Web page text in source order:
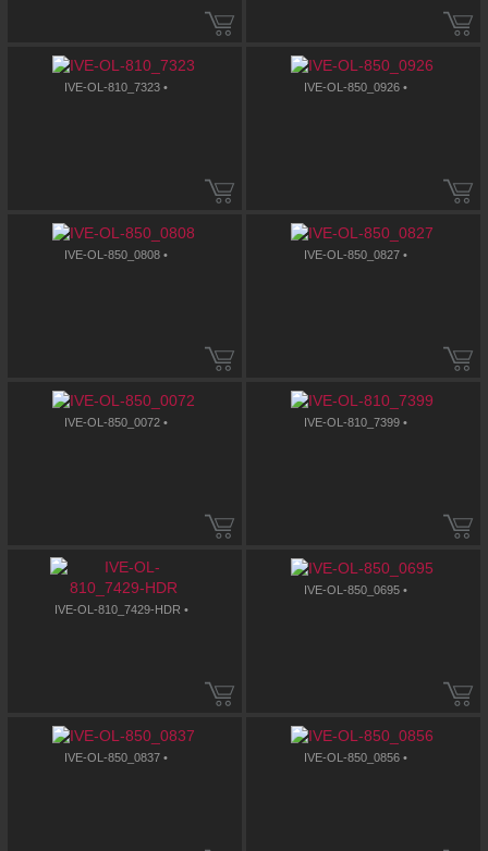
IVE-OL-810_7323 • IVE-OL-850_0926 •
IVE-OL-850_0808 • IVE-OL-850_0827 •
IVE-OL-850_0072 • IVE-OL-810_7399 •
IVE-OL-810_7429-HDR •
IVE-OL-850_0695 •
IVE-OL-850_0837 • IVE-OL-850_0856 •